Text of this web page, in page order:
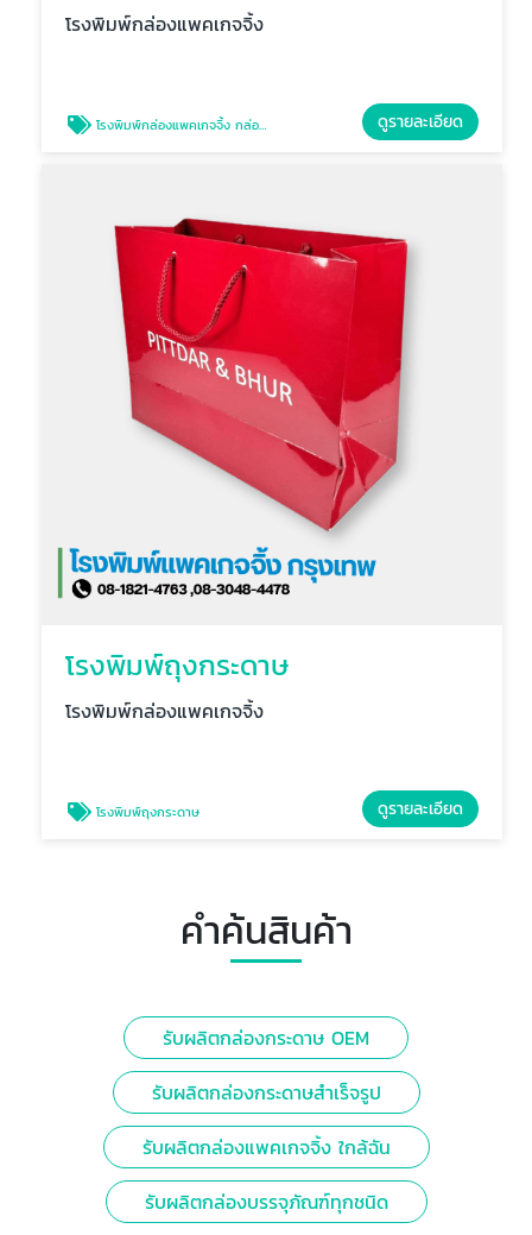
โรงพิมพ์กล่องแพคเกจจิ้ง
โรงพิมพ์กล่องแพคเกจจิ้ง กล่องเครื่องสำอางค์ กรุงเทพ ดูรายละเอียด
โรงพิมพ์ถุงกระดาษ
โรงพิมพ์กล่องแพคเกจจิ้ง
โรงพิมพ์ถุงกระดาษ ดูรายละเอียด
คำค้นสินค้า
รับผลิตกล่องกระดาษ OEM
รับผลิตกล่องกระดาษสำเร็จรูป
รับผลิตกล่องแพคเกจจิ้ง ใกล้ฉัน
รับผลิตกล่องบรรจุภัณฑ์ทุกชนิด